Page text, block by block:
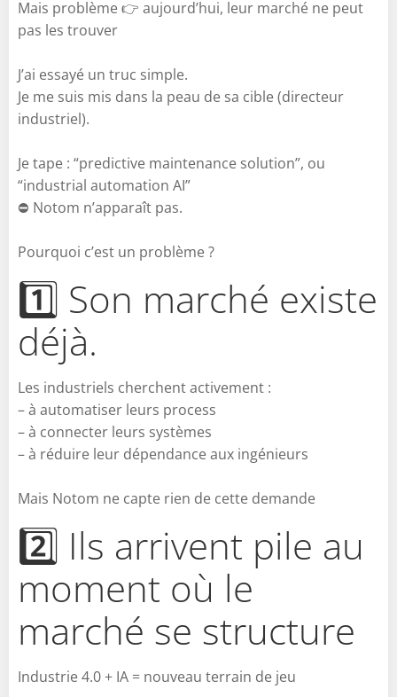
Mais problème 👉 aujourd’hui, leur marché ne peut
pas les trouver
J’ai essayé un truc simple.
Je me suis mis dans la peau de sa cible (directeur
industriel).
Je tape : “predictive maintenance solution”, ou
“industrial automation AI”
⛔ Notom n’apparaît pas.
Pourquoi c’est un problème ?
1️⃣ Son marché existe
déjà.
Les industriels cherchent activement :
– à automatiser leurs process
– à connecter leurs systèmes
– à réduire leur dépendance aux ingénieurs
Mais Notom ne capte rien de cette demande
2️⃣ Ils arrivent pile au
moment où le
marché se structure
Industrie 4.0 + IA = nouveau terrain de jeu